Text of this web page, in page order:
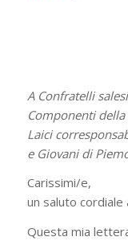
A Confratelli
Componenti della
Laici
e Giovani di
Carissimi/e,
un saluto
Questa mia